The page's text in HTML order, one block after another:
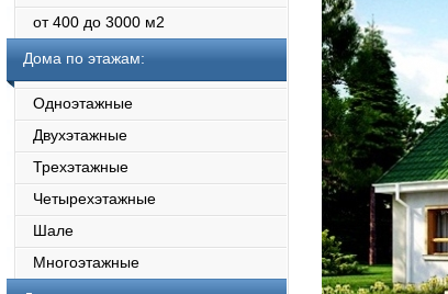
от 400 до 3000 м2
Дома по этажам:
Одноэтажные
Двухэтажные
Трехэтажные
Четырехэтажные
Шале
Многоэтажные